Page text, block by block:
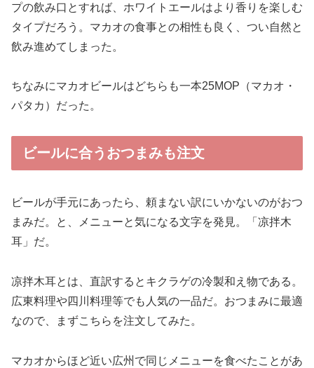
プの飲み口とすれば、ホワイトエールはより香りを楽しむ
タイプだろう。マカオの食事との相性も良く、つい自然と
飲み進めてしまった。
ちなみにマカオビールはどちらも一本25MOP（マカオ・
パタカ）だった。
ビールに合うおつまみも注文
ビールが手元にあったら、頼まない訳にいかないのがおつ
まみだ。と、メニューと気になる文字を発見。「凉拌木
耳」だ。
凉拌木耳とは、直訳するとキクラゲの冷製和え物である。
広東料理や四川料理等でも人気の一品だ。おつまみに最適
なので、まずこちらを注文してみた。
マカオからほど近い広州で同じメニューを食べたことがあ